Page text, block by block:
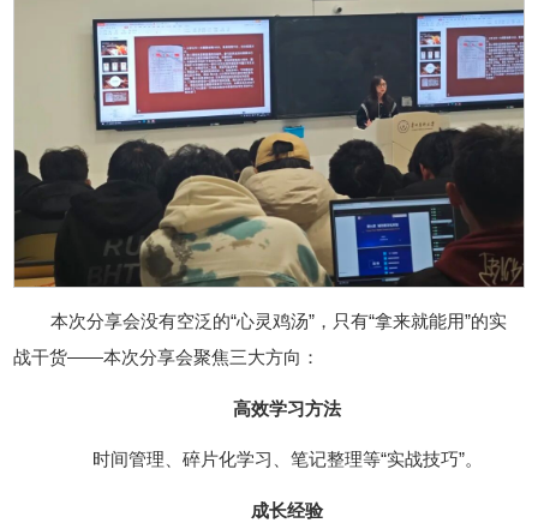
本次分享会没有空泛的“心灵鸡汤”，只有“拿来就能用”的实
战干货——本次分享会聚焦三大方向：
高效学习方法
时间管理、碎片化学习、笔记整理等“实战技巧”。
成长经验